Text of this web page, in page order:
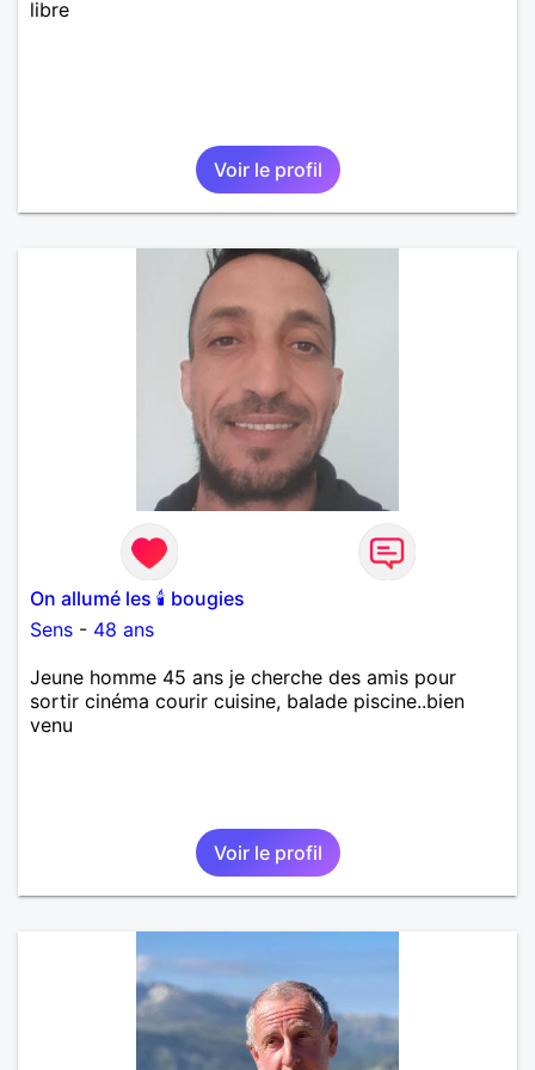
libre
Voir le profil
On allumé les 🕯 bougies
Sens - 48 ans
Jeune homme 45 ans je cherche des amis pour
sortir cinéma courir cuisine, balade piscine..bien
venu
Voir le profil